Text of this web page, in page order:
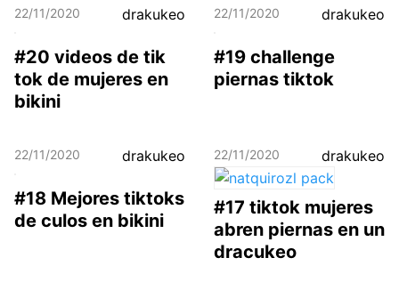
22/11/2020 drakukeo
#20 videos de tik
tok de mujeres en
bikini
22/11/2020 drakukeo
#19 challenge
piernas tiktok
22/11/2020 drakukeo
#18 Mejores tiktoks
de culos en bikini
22/11/2020 drakukeo
#17 tiktok mujeres
abren piernas en un
dracukeo